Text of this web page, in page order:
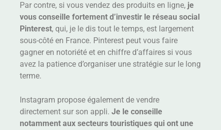
Par contre, si vous vendez des produits en ligne, je
vous conseille fortement d’investir le réseau social
Pinterest, qui, je le dis tout le temps, est largement
sous-côté en France. Pinterest peut vous faire
gagner en notoriété et en chiffre d’affaires si vous
avez la patience d’organiser une stratégie sur le long
terme.
Instagram propose également de vendre
directement sur son appli. Je le conseille
notamment aux secteurs touristiques qui ont une